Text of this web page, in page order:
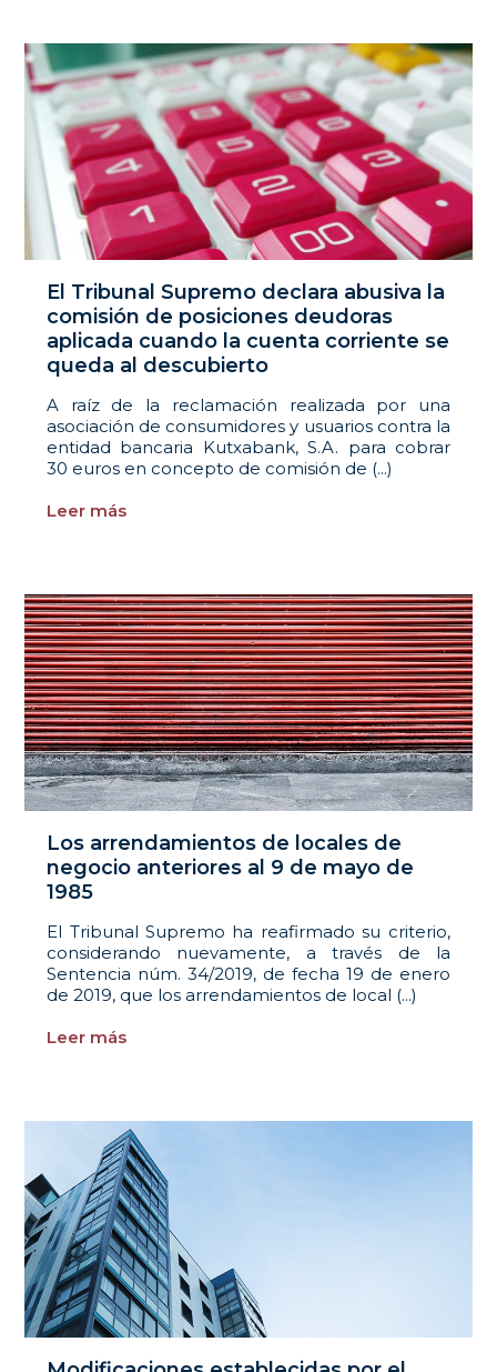
El Tribunal Supremo declara abusiva la
comisión de posiciones deudoras
aplicada cuando la cuenta corriente se
queda al descubierto
A raíz de la reclamación realizada por una
asociación de consumidores y usuarios contra la
entidad bancaria Kutxabank, S.A. para cobrar
30 euros en concepto de comisión de (...)
Leer más
Los arrendamientos de locales de
negocio anteriores al 9 de mayo de
1985
El Tribunal Supremo ha reafirmado su criterio,
considerando nuevamente, a través de la
Sentencia núm. 34/2019, de fecha 19 de enero
de 2019, que los arrendamientos de local (...)
Leer más